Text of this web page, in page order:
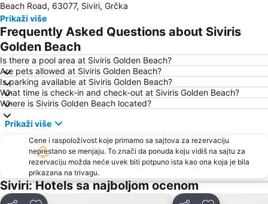
Plaža Afitos
Paradisos
Sani
Siviri
Kriopigi
Chalkidiki deutero podi
Plaža Possidi
Fourka
Porto Carras Grand Resort Golf Club
Afytos
Livrohio
Haniotis Melathron
Porto Karas 1
Plaža Tristinika
Gerakini
Beach Road
Plaža Kalogria
Elia 2
Kavourotripes
Chalkidiki Proto Podi
Beach Road, 63077, Siviri, Grčka
Prikaži više
Frequently Asked Questions about Siviris
Golden Beach
Is there a pool area at Siviris Golden Beach?
Are pets allowed at Siviris Golden Beach?
Is parking available at Siviris Golden Beach?
What time is check-in and check-out at Siviris Golden Beach?
Where is Siviris Golden Beach located?
Prikaži više
Cene i raspoloživost koje primamo sa sajtova za rezervaciju
neprestano se menjaju. To znači da ponuda koju vidiš na sajtu za
rezervaciju možda neće uvek biti potpuno ista kao ona koja je bila
prikazana na trivagu.
Siviri: Hotels sa najboljom ocenom